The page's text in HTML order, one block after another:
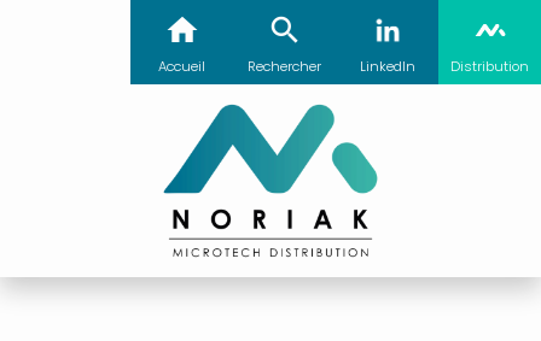
Accueil Rechercher LinkedIn Distribution